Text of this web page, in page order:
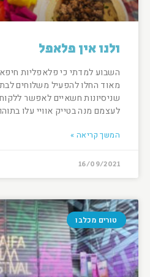
ולנו אין פלאפל
השבוע למדתי כי פלאפליות
מאוד החלו להפעיל משלוחים
שניסיונות חשאיים לאפשר
לעצמם מנה בטייק אוויי עלו
המשך קריאה »
16/09/2021
טורים מכלבו